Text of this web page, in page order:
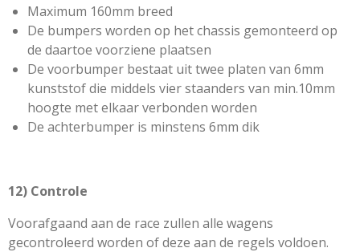
Maximum 160mm breed
De bumpers worden op het chassis gemonteerd op
de daartoe voorziene plaatsen
De voorbumper bestaat uit twee platen van 6mm
kunststof die middels vier staanders van min.10mm
hoogte met elkaar verbonden worden
De achterbumper is minstens 6mm dik
12) Controle
Voorafgaand aan de race zullen alle wagens
gecontroleerd worden of deze aan de regels voldoen.